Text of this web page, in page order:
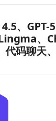
、
、
码聊天